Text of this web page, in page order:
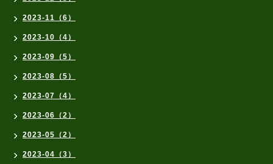
2023-11（6）
2023-10（4）
2023-09（5）
2023-08（5）
2023-07（4）
2023-06（2）
2023-05（2）
2023-04（3）